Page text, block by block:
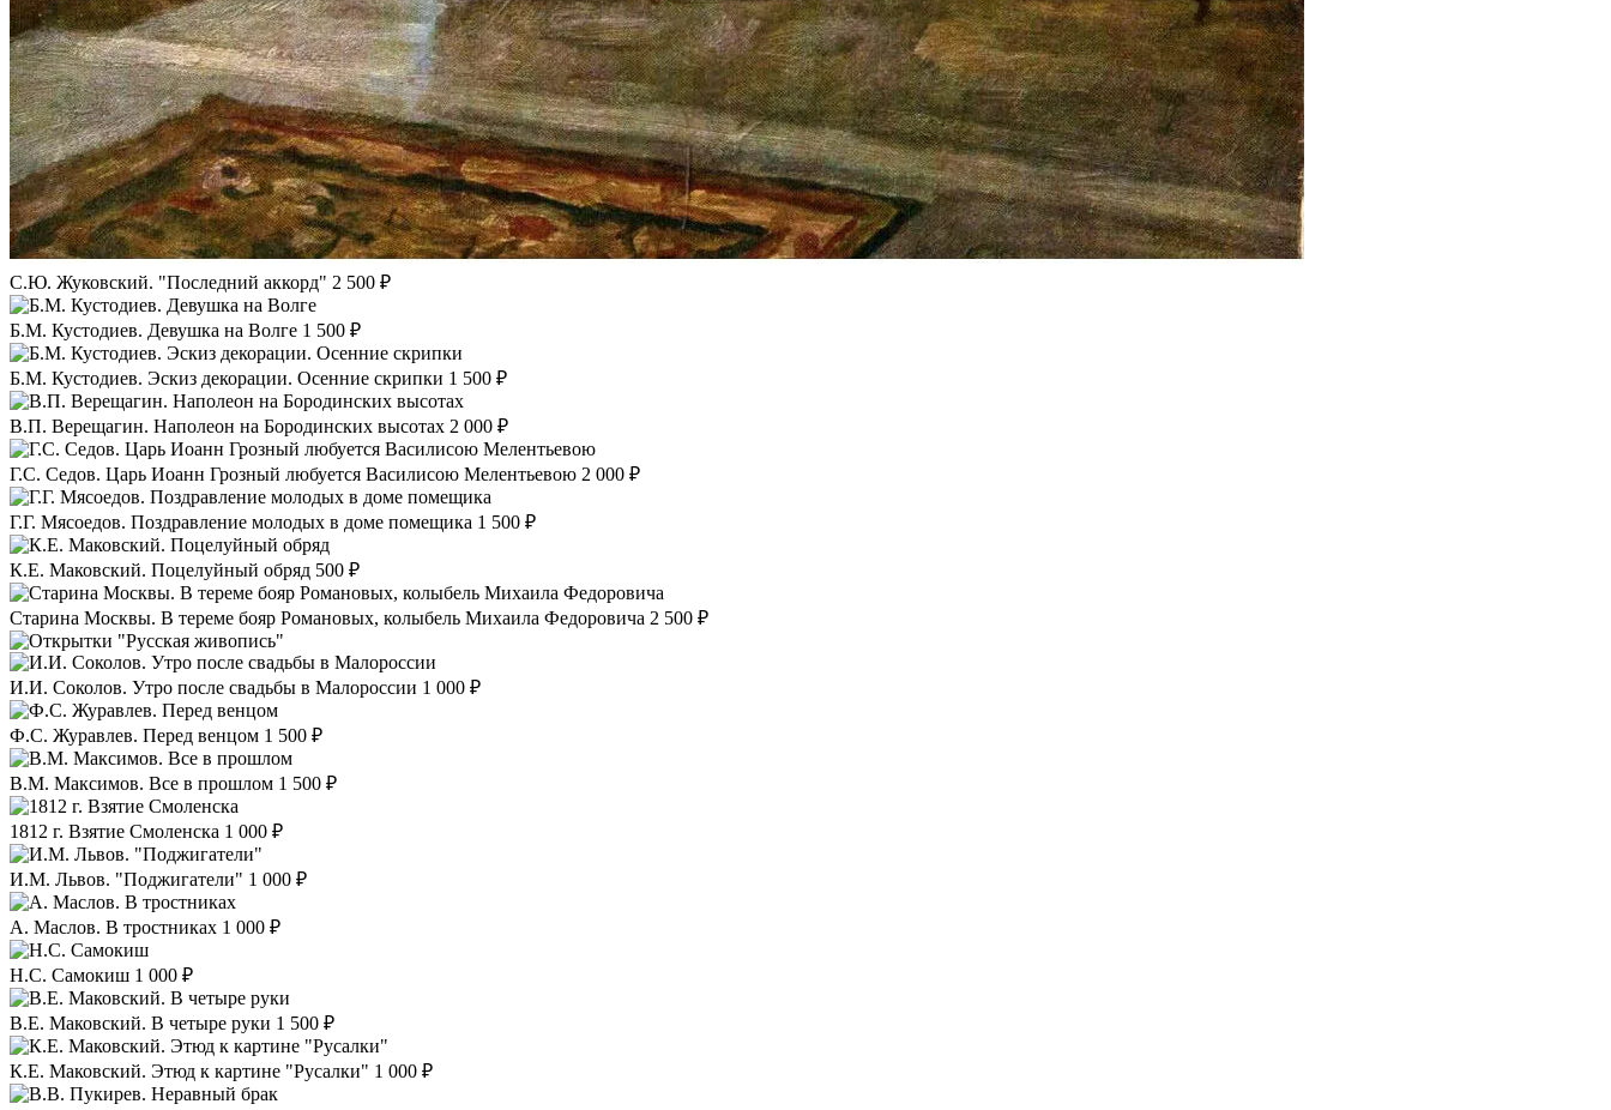
С.Ю. Жуковский. "Последний аккорд" 2 500 ₽
Б.М. Кустодиев. Девушка на Волге 1 500 ₽
Б.М. Кустодиев. Эскиз декорации. Осенние скрипки 1 500 ₽
В.П. Верещагин. Наполеон на Бородинских высотах 2 000 ₽
Г.С. Седов. Царь Иоанн Грозный любуется Василисою Мелентьевою 2 000 ₽
Г.Г. Мясоедов. Поздравление молодых в доме помещика 1 500 ₽
К.Е. Маковский. Поцелуйный обряд 500 ₽
Старина Москвы. В тереме бояр Романовых, колыбель Михаила Федоровича 2 500 ₽
И.И. Соколов. Утро после свадьбы в Малороссии 1 000 ₽
Ф.С. Журавлев. Перед венцом 1 500 ₽
В.М. Максимов. Все в прошлом 1 500 ₽
1812 г. Взятие Смоленска 1 000 ₽
И.М. Львов. "Поджигатели" 1 000 ₽
А. Маслов. В тростниках 1 000 ₽
Н.С. Самокиш 1 000 ₽
В.Е. Маковский. В четыре руки 1 500 ₽
К.Е. Маковский. Этюд к картине "Русалки" 1 000 ₽